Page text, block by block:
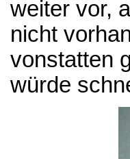
weiter vor,
nicht
vonstatten
würde